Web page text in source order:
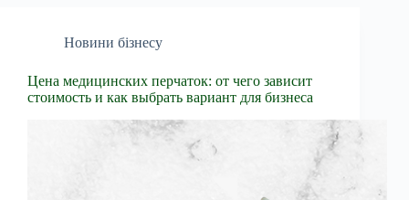
Новини бізнесу
Цена медицинских перчаток: от чего зависит
стоимость и как выбрать вариант для бизнеса